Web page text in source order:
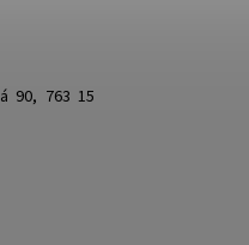
90, 763 15